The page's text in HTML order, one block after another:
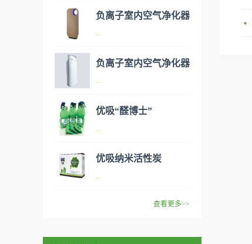
般包括PM2.5、粉尘、花粉、
高空气清洁度的效果。主要功
能：除甲醛/除异味/杀菌应用
所、使用方法：见产品说明手
册
负离子室内空气净化器
...
般包括PM2.5、粉尘、花粉、
高空气清洁度的效果。主要功
能：除甲醛/除异味/杀菌应用
所、使用方法：见产品说明手
负离子室内空气净化器
...
般包括PM2.5、粉尘、花粉、
效去除挥发性有机物，有效提
优吸“醛博士”
...
在甲醛领域是非常专业的一位
优吸纳米活性炭
...
查看更多>>